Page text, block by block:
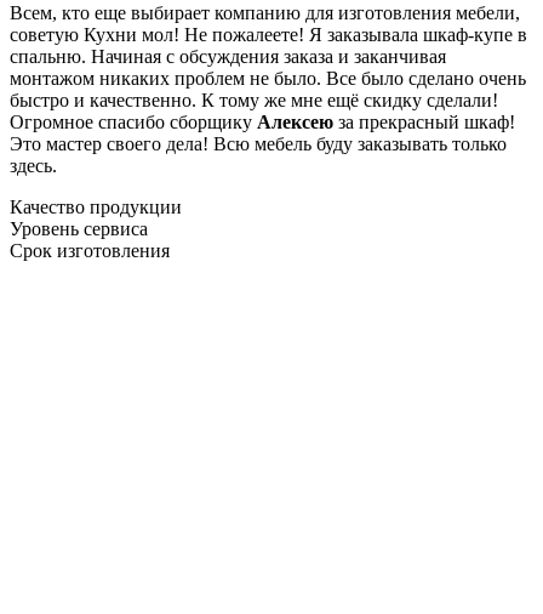
Всем, кто еще выбирает компанию для изготовления мебели,
советую Кухни мол! Не пожалеете! Я заказывала шкаф-купе в
спальню. Начиная с обсуждения заказа и заканчивая
монтажом никаких проблем не было. Все было сделано очень
быстро и качественно. К тому же мне ещё скидку сделали!
Огромное спасибо сборщику Алексею за прекрасный шкаф!
Это мастер своего дела! Всю мебель буду заказывать только
здесь.
Качество продукции
Уровень сервиса
Срок изготовления